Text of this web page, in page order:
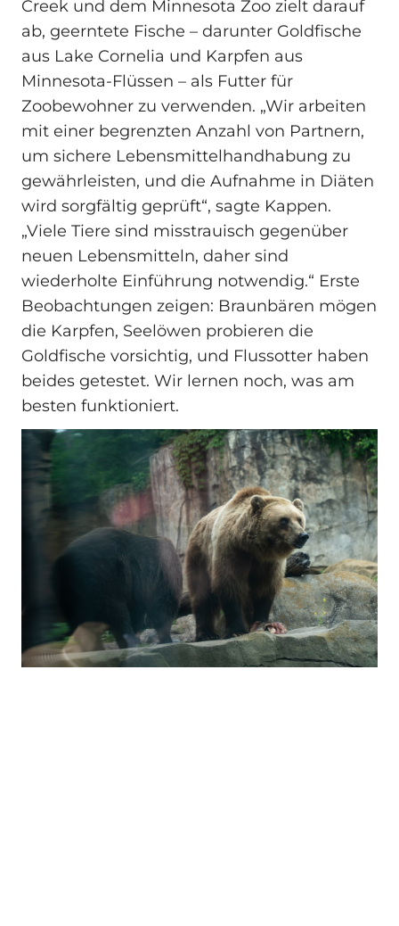
Creek und dem Minnesota Zoo zielt darauf
ab, geerntete Fische – darunter Goldfische
aus Lake Cornelia und Karpfen aus
Minnesota-Flüssen – als Futter für
Zoobewohner zu verwenden. „Wir arbeiten
mit einer begrenzten Anzahl von Partnern,
um sichere Lebensmittelhandhabung zu
gewährleisten, und die Aufnahme in Diäten
wird sorgfältig geprüft“, sagte Kappen.
„Viele Tiere sind misstrauisch gegenüber
neuen Lebensmitteln, daher sind
wiederholte Einführung notwendig.“ Erste
Beobachtungen zeigen: Braunbären mögen
die Karpfen, Seelöwen probieren die
Goldfische vorsichtig, und Flussotter haben
beides getestet. Wir lernen noch, was am
besten funktioniert.